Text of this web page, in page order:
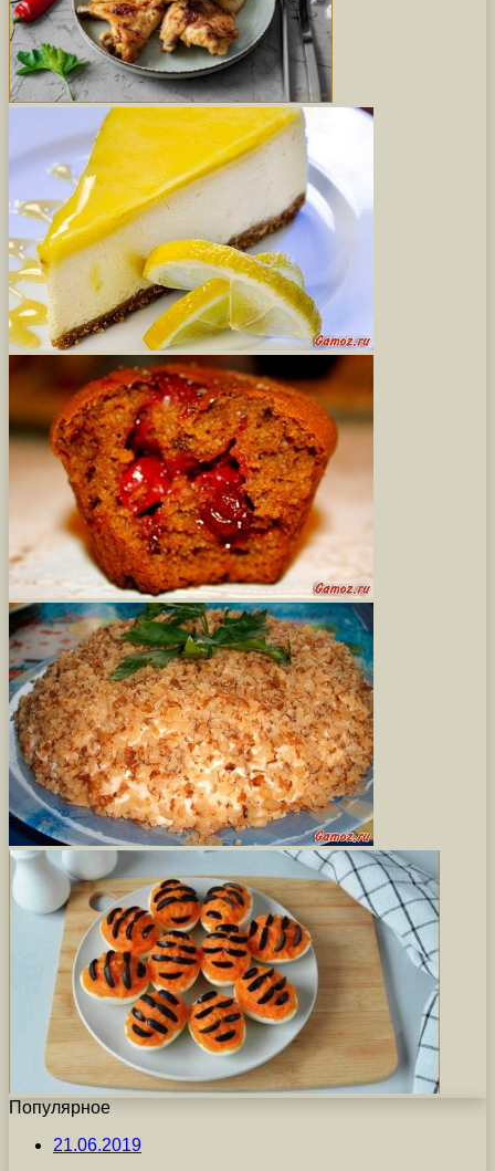
Популярное
21.06.2019